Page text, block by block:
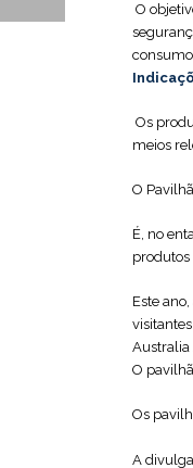
O
‎Os
meios
‎O
É, no
produtos
‎Este
Australia
‎O
Os
A